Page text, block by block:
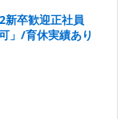
新卒歓迎正社員
」/育休実績あり